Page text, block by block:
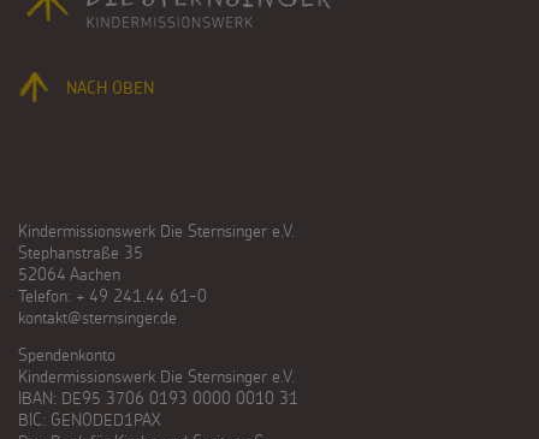
NACH OBEN
Kindermissionswerk Die Sternsinger e.V.
Stephanstraße 35
52064 Aachen
Telefon: + 49 241.44 61-0
kontakt@sternsinger.de
Spendenkonto
Kindermissionswerk Die Sternsinger e.V.
IBAN: DE95 3706 0193 0000 0010 31
BIC: GENODED1PAX